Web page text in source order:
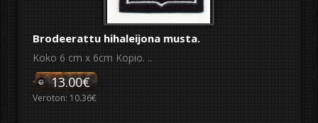
Brodeerattu hihaleijona musta.
Koko 6 cm x 6cm Kopio. ..
13.00€
Veroton: 10.36€